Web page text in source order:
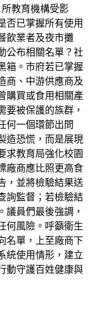
教育機構受影
否已掌握所有使用
飲業者及夜市攤
公布相關名單？社
箱。市府若已掌握
商、中游供應商及
購買或食用相關產
要被保護的族群，
何一個環節出問
造恐慌，而是展現
求教育局強化校園
廠商應比照更高食
，並將檢驗結果送
詢監督；若檢驗結
議員們最後強調，
何風險。呼籲衛生
名單，上至廠商下
統使用情形，建立
動守護百姓健康與